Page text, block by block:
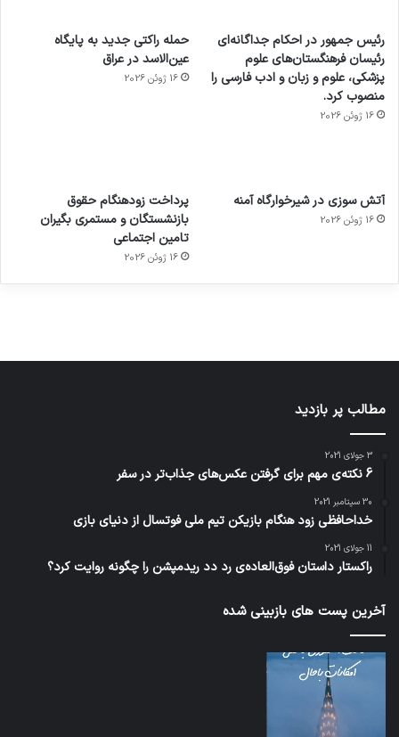
رئیس جمهور در احکام جداگانه‌ای
رئیسان فرهنگستان‌های علوم
پزشکی، علوم و زبان و ادب فارسی را
منصوب کرد.
16 ژوئن 2026
حمله راکتی جدید به پایگاه
عین‌الاسد در عراق
16 ژوئن 2026
آتش سوزی در شیرخوارگاه آمنه
16 ژوئن 2026
پرداخت زودهنگام حقوق
بازنشستگان و مستمری بگیران
تامین اجتماعی
16 ژوئن 2026
برای
کشف
توسط
مجازی
…
ساعت
هوشمند
با طعم
توسط
ژاکت
در
های
2023
توسط
مطالب پر بازدید
3 جولای 2021
6 نکته‌ی مهم برای گرفتن عکس‌های جذاب‌تر در سفر
30 سپتامبر 2021
خداحافظی زود هنگام بازیکن تیم ملی فوتسال از دنیای بازی
11 جولای 2021
راکستار داستان فوق‌العاده‌ی رد دد ریدمپشن را چگونه روایت کرد؟
آخرین پست های بازبینی شده